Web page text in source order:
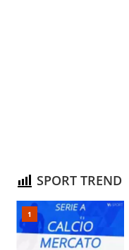
SPORT TREND